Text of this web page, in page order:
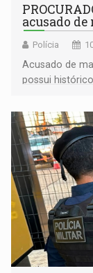
acusado
Polícia
Acusado de
possui